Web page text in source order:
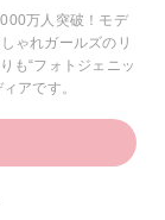
万人突破！モデ
ゃれガールズのリ
も“フォトジェニッ
アです。